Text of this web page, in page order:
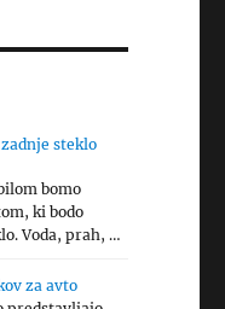
steklo
bomo
ki bodo
Voda, prah, …
za avto